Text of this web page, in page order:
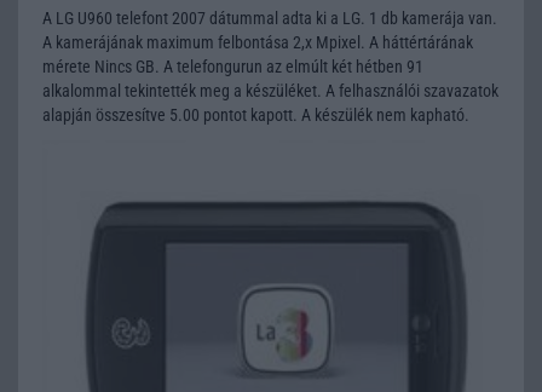
A LG U960 telefont 2007 dátummal adta ki a LG. 1 db kamerája van.
A kamerájának maximum felbontása 2,x Mpixel. A háttértárának
mérete Nincs GB. A telefongurun az elmúlt két hétben 91
alkalommal tekintették meg a készüléket. A felhasználói szavazatok
alapján összesítve 5.00 pontot kapott. A készülék nem kapható.